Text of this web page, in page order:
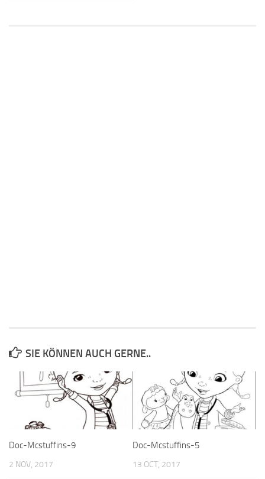
SIE KÖNNEN AUCH GERNE..
Doc-Mcstuffins-9
2 NOV, 2017
Doc-Mcstuffins-5
13 OCT, 2017